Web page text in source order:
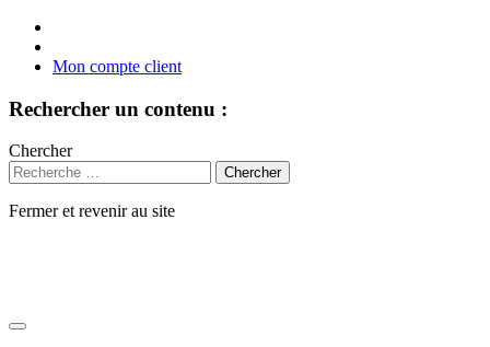
Mon compte client
Rechercher un contenu :
Chercher
Fermer et revenir au site